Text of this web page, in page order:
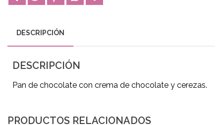
DESCRIPCIÓN
DESCRIPCIÓN
Pan de chocolate con crema de chocolate y cerezas.
PRODUCTOS RELACIONADOS